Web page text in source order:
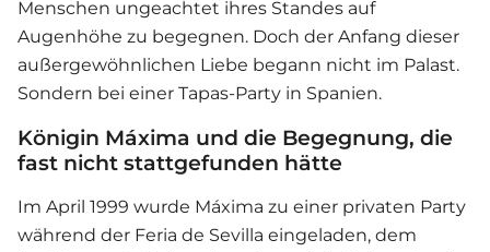
Menschen ungeachtet ihres Standes auf
Augenhöhe zu begegnen. Doch der Anfang dieser
außergewöhnlichen Liebe begann nicht im Palast.
Sondern bei einer Tapas-Party in Spanien.
Königin Máxima und die Begegnung, die
fast nicht stattgefunden hätte
Im April 1999 wurde Máxima zu einer privaten Party
während der Feria de Sevilla eingeladen, dem